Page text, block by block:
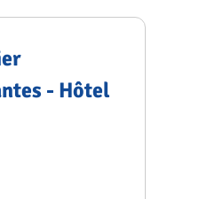
- Hôtel